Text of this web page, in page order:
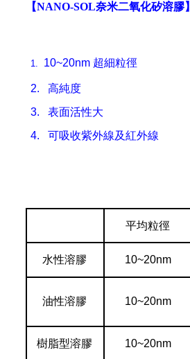
【NANO-SOL奈米二氧化矽溶膠】
1. 10~20nm 超細粒徑
2.
高純度
3.
表面活性大
4.
可吸收紫外線及紅外線
平均粒徑
水性溶膠 10~20nm
油性溶膠 10~20nm
樹脂型溶膠 10~20nm